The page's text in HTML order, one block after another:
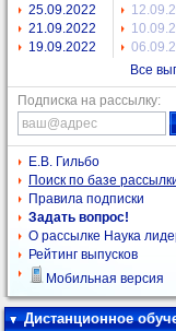
25.09.2022
21.09.2022
19.09.2022
Все
Подписка на рассылку:
Е.В. Гильбо
Поиск по базе
Правила подписки
Задать вопрос!
О рассылке Наука
Рейтинг выпусков
Мобильная версия
Дистанционное